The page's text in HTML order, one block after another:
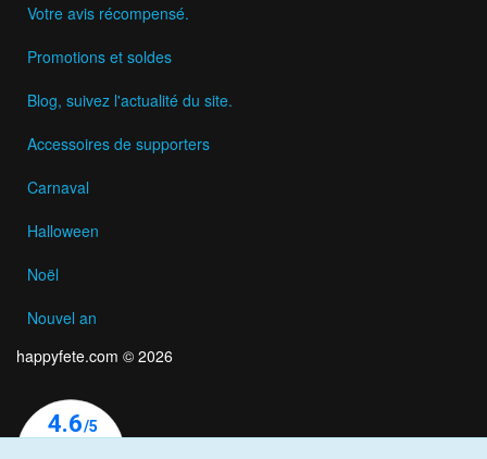
Votre avis récompensé.
Promotions et soldes
Blog, suivez l'actualité du site.
Accessoires de supporters
Carnaval
Halloween
Noël
Nouvel an
happyfete.com © 2026